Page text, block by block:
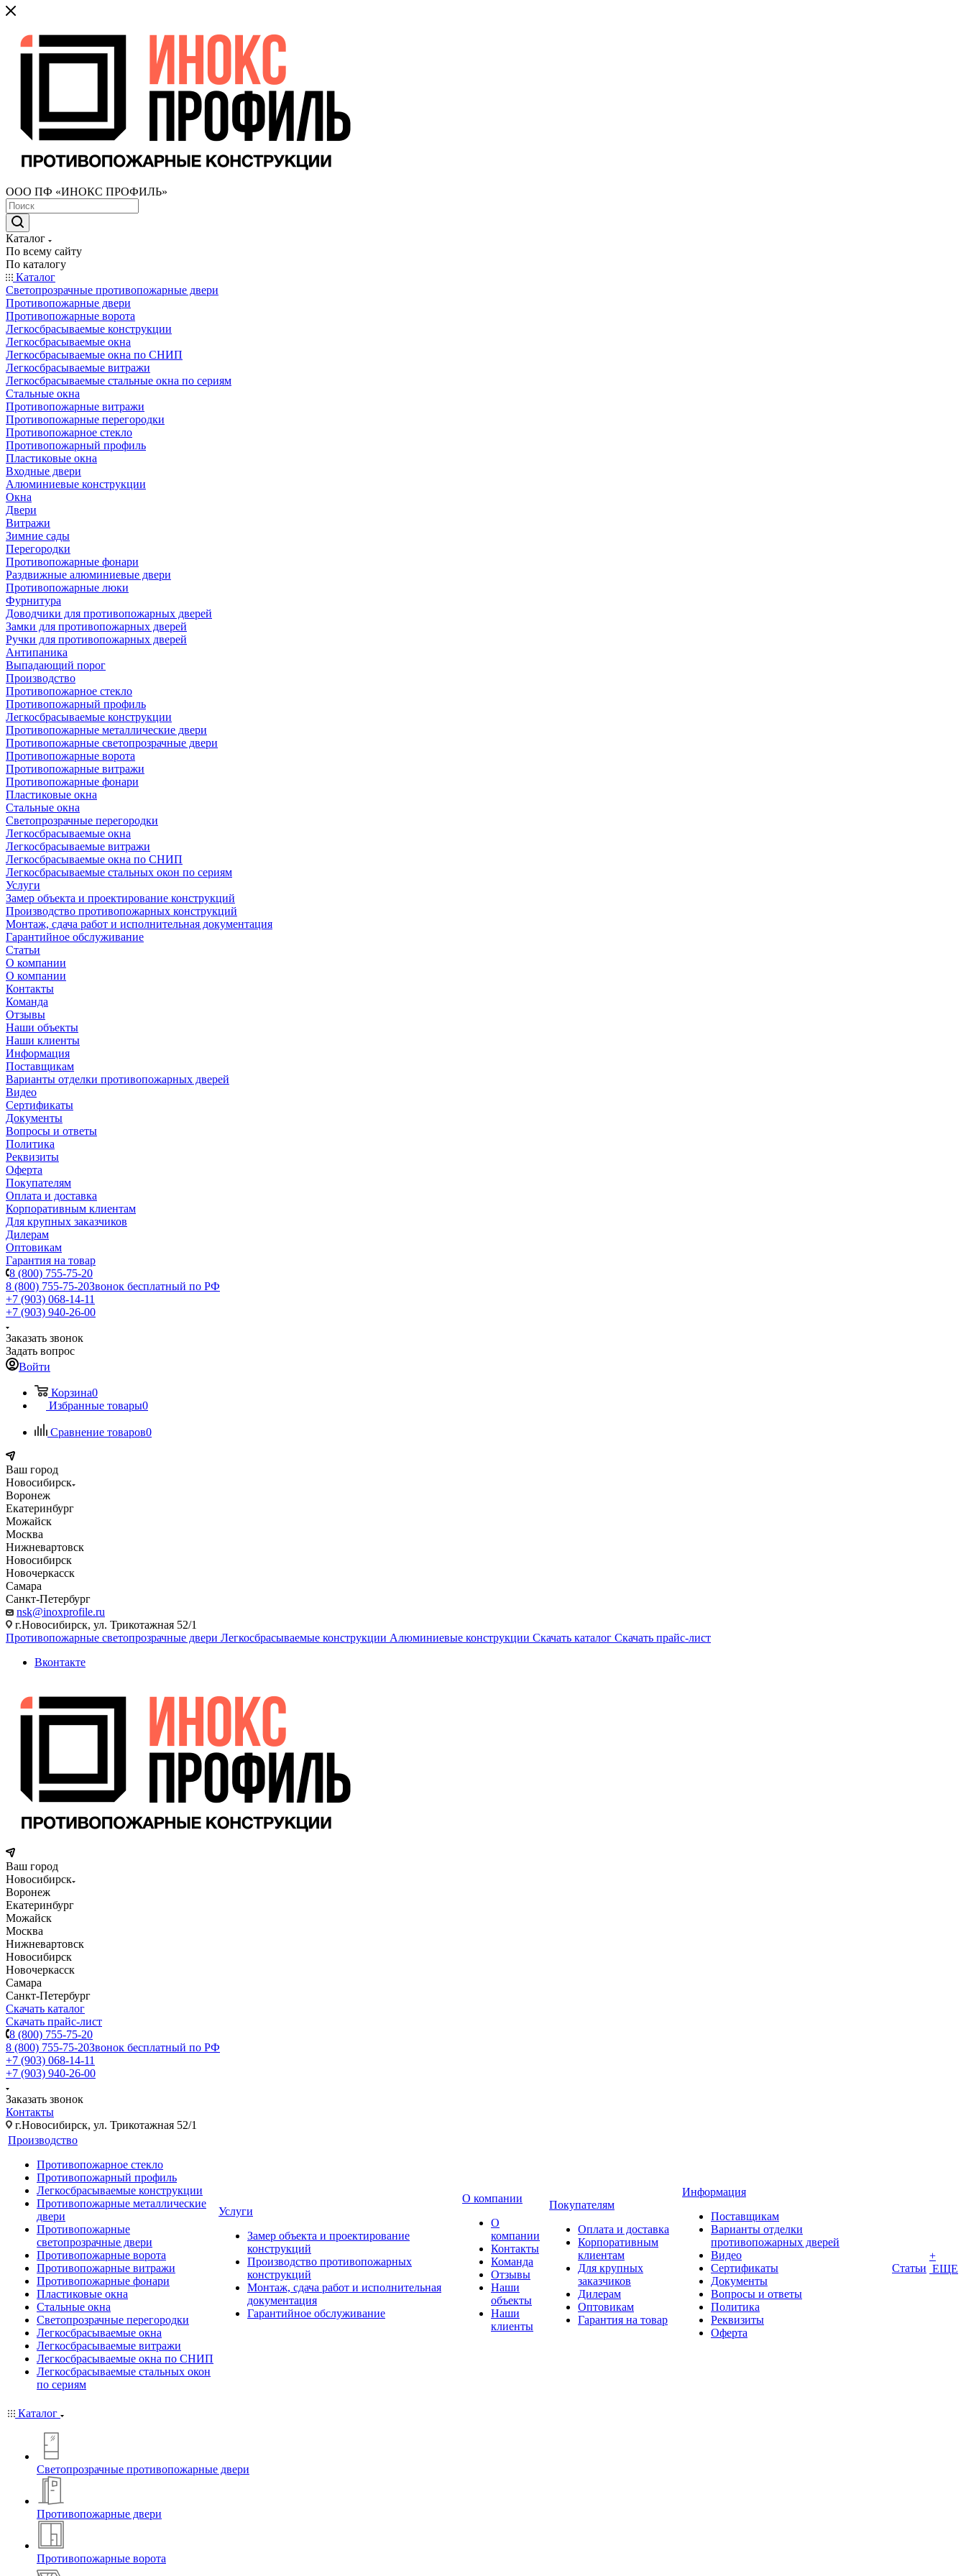
ООО ПФ «ИНОКС ПРОФИЛЬ»
Каталог
По всему сайту
По каталогу
Каталог
Светопрозрачные противопожарные двери
Противопожарные двери
Противопожарные ворота
Легкосбрасываемые конструкции
Легкосбрасываемые окна
Легкосбрасываемые окна по СНИП
Легкосбрасываемые витражи
Легкосбрасываемые стальные окна по сериям
Стальные окна
Противопожарные витражи
Противопожарные перегородки
Противопожарное стекло
Противопожарный профиль
Пластиковые окна
Входные двери
Алюминиевые конструкции
Окна
Двери
Витражи
Зимние сады
Перегородки
Противопожарные фонари
Раздвижные алюминиевые двери
Противопожарные люки
Фурнитура
Доводчики для противопожарных дверей
Замки для противопожарных дверей
Ручки для противопожарных дверей
Антипаника
Выпадающий порог
Производство
Противопожарное стекло
Противопожарный профиль
Легкосбрасываемые конструкции
Противопожарные металлические двери
Противопожарные светопрозрачные двери
Противопожарные ворота
Противопожарные витражи
Противопожарные фонари
Пластиковые окна
Стальные окна
Светопрозрачные перегородки
Легкосбрасываемые окна
Легкосбрасываемые витражи
Легкосбрасываемые окна по СНИП
Легкосбрасываемые стальных окон по сериям
Услуги
Замер объекта и проектирование конструкций
Производство противопожарных конструкций
Монтаж, сдача работ и исполнительная документация
Гарантийное обслуживание
Статьи
О компании
О компании
Контакты
Команда
Отзывы
Наши объекты
Наши клиенты
Информация
Поставщикам
Варианты отделки противопожарных дверей
Видео
Сертификаты
Документы
Вопросы и ответы
Политика
Реквизиты
Оферта
Покупателям
Оплата и доставка
Корпоративным клиентам
Для крупных заказчиков
Дилерам
Оптовикам
Гарантия на товар
8 (800) 755-75-20
8 (800) 755-75-20Звонок бесплатный по РФ
+7 (903) 068-14-11
+7 (903) 940-26-00
Заказать звонок
Задать вопрос
Войти
Корзина0
Избранные товары0
Сравнение товаров0
Ваш город
Новосибирск
Воронеж
Екатеринбург
Можайск
Москва
Нижневартовск
Новосибирск
Новочеркасск
Самара
Санкт-Петербург
nsk@inoxprofile.ru
г.Новосибирск, ул. Трикотажная 52/1
Противопожарные светопрозрачные двери Легкосбрасываемые конструкции Алюминиевые конструкции Скачать каталог Скачать прайс-лист
Вконтакте
Ваш город
Новосибирск
Воронеж
Екатеринбург
Можайск
Москва
Нижневартовск
Новосибирск
Новочеркасск
Самара
Санкт-Петербург
Скачать каталог
Скачать прайс-лист
8 (800) 755-75-20
8 (800) 755-75-20Звонок бесплатный по РФ
+7 (903) 068-14-11
+7 (903) 940-26-00
Заказать звонок
Контакты
г.Новосибирск, ул. Трикотажная 52/1
Производство
Противопожарное стекло
Противопожарный профиль
Легкосбрасываемые конструкции
Противопожарные металлические
двери
Противопожарные
светопрозрачные двери
Противопожарные ворота
Противопожарные витражи
Противопожарные фонари
Пластиковые окна
Стальные окна
Светопрозрачные перегородки
Легкосбрасываемые окна
Легкосбрасываемые витражи
Легкосбрасываемые окна по СНИП
Легкосбрасываемые стальных окон
по сериям
Услуги
Замер объекта и проектирование
конструкций
Производство противопожарных
конструкций
Монтаж, сдача работ и исполнительная
документация
Гарантийное обслуживание
О компании
О
компании
Контакты
Команда
Отзывы
Наши
объекты
Наши
клиенты
Покупателям
Оплата и доставка
Корпоративным
клиентам
Для крупных
заказчиков
Дилерам
Оптовикам
Гарантия на товар
Информация
Поставщикам
Варианты отделки
противопожарных дверей
Видео
Сертификаты
Документы
Вопросы и ответы
Политика
Реквизиты
Оферта
Статьи
+
ЕЩЕ
Каталог
Светопрозрачные противопожарные двери
Противопожарные двери
Противопожарные ворота